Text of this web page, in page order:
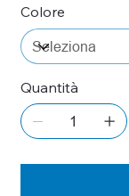
Colore
Quantità